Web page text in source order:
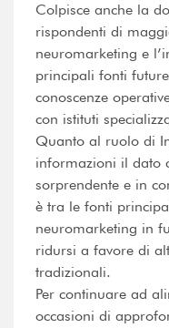
Colpisce anche la
rispondenti di
neuromarketing e
principali fonti
conoscenze
con istituti
Quanto al ruolo di
informazioni il dato
sorprendente e in
è tra le fonti
neuromarketing in
ridursi a favore di
tradizionali.
Per continuare ad
occasioni di